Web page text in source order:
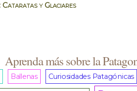
Cataratas y Glaciares
Aprenda más sobre la
Ballenas Curiosidades Patagónicas